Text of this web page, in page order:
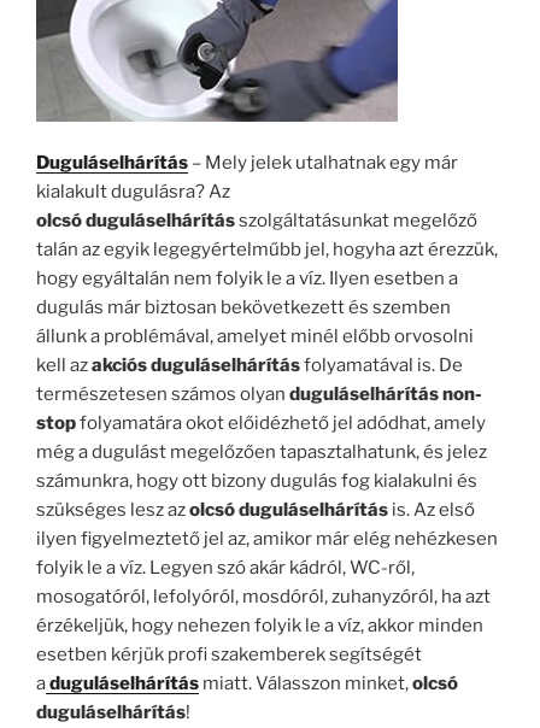
Duguláselhárítás – Mely jelek utalhatnak egy már
kialakult dugulásra? Az
olcsóduguláselhárításszolgáltatásunkat megelőző
talán az egyik legegyértelműbb jel, hogyha azt érezzük,
hogy egyáltalán nem folyik le a víz. Ilyen esetben a
dugulás már biztosan bekövetkezett és szemben
állunk a problémával, amelyet minél előbb orvosolni
kell azakciós duguláselhárításfolyamatával is. De
természetesen számos olyan duguláselhárítás non-
stopfolyamatára okot előidézhető jel adódhat, amely
még a dugulást megelőzően tapasztalhatunk, és jelez
számunkra, hogy ott bizony dugulás fog kialakulni és
szükséges lesz azolcsó duguláselhárítás is. Az első
ilyen figyelmeztető jel az, amikor már elég nehézkesen
folyik le a víz. Legyen szó akár kádról, WC-ről,
mosogatóról, lefolyóról, mosdóról, zuhanyzóról, ha azt
érzékeljük, hogy nehezen folyik le a víz, akkor minden
esetben kérjük profi szakemberek segítségét
aduguláselhárítás miatt. Válasszon minket,olcsó
duguláselhárítás!